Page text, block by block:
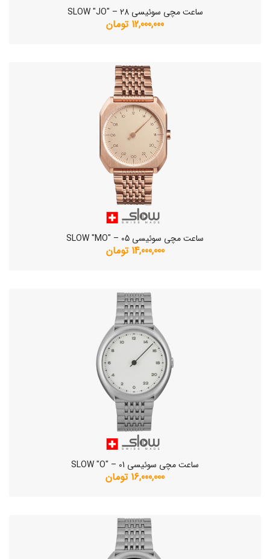
ساعت مچی سوئیسی SLOW "JO" – 28
12,000,000 تومان
ساعت مچی سوئیسی SLOW "MO" – 05
14,000,000 تومان
ساعت مچی سوئیسی SLOW "O" – 01
16,000,000 تومان